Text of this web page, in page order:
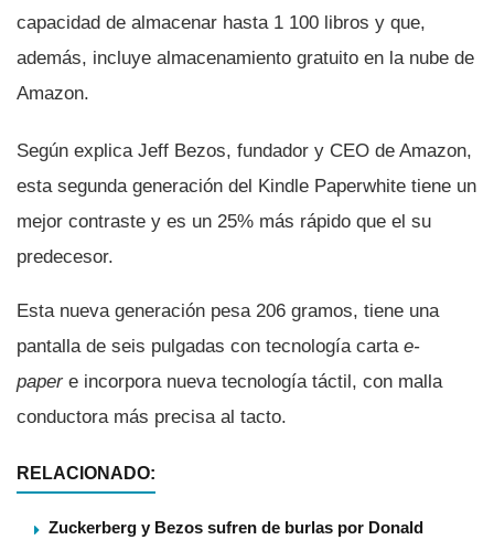
capacidad de almacenar hasta 1 100 libros y que,
además, incluye almacenamiento gratuito en la nube de
Amazon.
Según explica Jeff Bezos, fundador y CEO de Amazon,
esta segunda generación del Kindle Paperwhite tiene un
mejor contraste y es un 25% más rápido que el su
predecesor.
Esta nueva generación pesa 206 gramos, tiene una
pantalla de seis pulgadas con tecnologí­a carta e-
paper e incorpora nueva tecnologí­a táctil, con malla
conductora más precisa al tacto.
RELACIONADO:
Zuckerberg y Bezos sufren de burlas por Donald